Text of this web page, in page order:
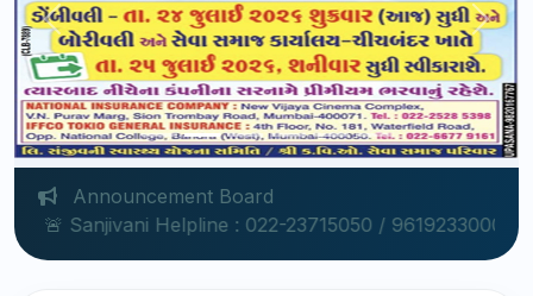
Announcement Board
: 022-23715050 / 9619233000 | 📖 Pagdandi